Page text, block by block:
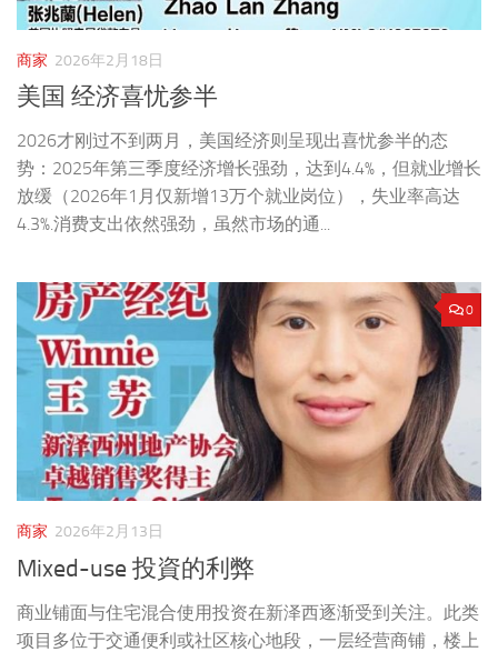
商家 2026年2月18日
美国 经济喜忧参半
2026才刚过不到两月，美国经济则呈现出喜忧参半的态
势：2025年第三季度经济增长强劲，达到4.4%，但就业增长
放缓（2026年1月仅新增13万个就业岗位），失业率高达
4.3%.消费支出依然强劲，虽然市场的通...
0
商家 2026年2月13日
Mixed-use 投資的利弊
商业铺面与住宅混合使用投资在新泽西逐渐受到关注。此类
项目多位于交通便利或社区核心地段，一层经营商铺，楼上